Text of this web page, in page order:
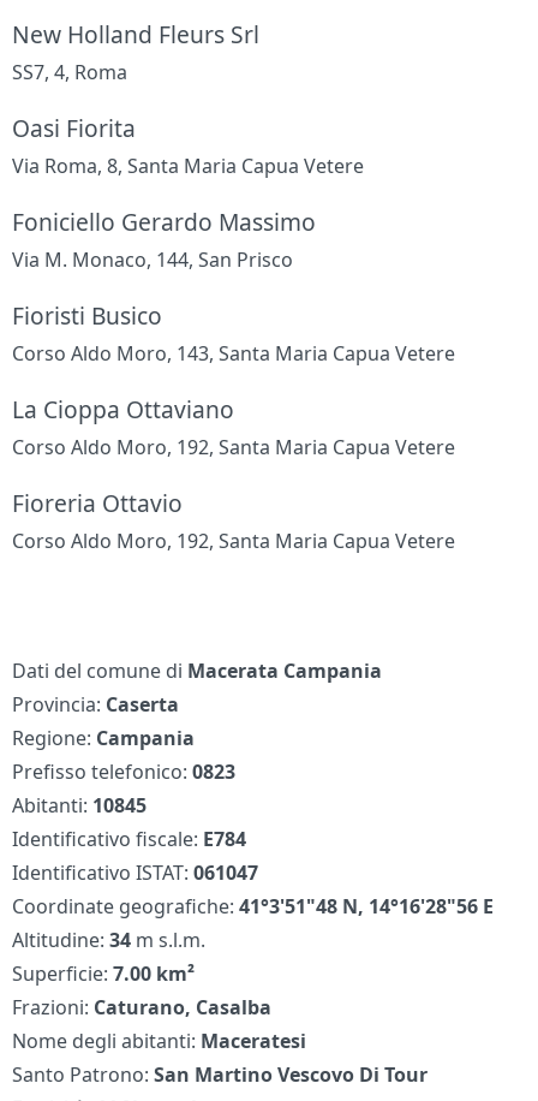
New Holland Fleurs Srl
SS7, 4, Roma
Oasi Fiorita
Via Roma, 8, Santa Maria Capua Vetere
Foniciello Gerardo Massimo
Via M. Monaco, 144, San Prisco
Fioristi Busico
Corso Aldo Moro, 143, Santa Maria Capua Vetere
La Cioppa Ottaviano
Corso Aldo Moro, 192, Santa Maria Capua Vetere
Fioreria Ottavio
Corso Aldo Moro, 192, Santa Maria Capua Vetere
Dati del comune di Macerata Campania
Provincia: Caserta
Regione: Campania
Prefisso telefonico:0823
Abitanti: 10845
Identificativo fiscale: E784
Identificativo ISTAT:061047
Coordinate geografiche:41°3'51"48 N, 14°16'28"56 E
Altitudine:34 m s.l.m.
Superficie:7.00 km²
Frazioni: Caturano, Casalba
Nome degli abitanti: Maceratesi
Santo Patrono:San Martino Vescovo Di Tour